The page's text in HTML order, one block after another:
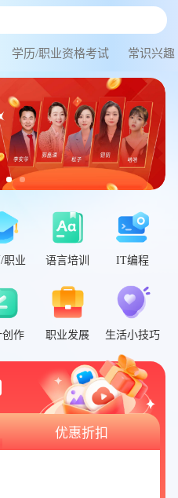
学历/职业资格考试 常识兴趣
职业 语言培训 IT编程
创作 职业发展 生活小技巧
优惠折扣